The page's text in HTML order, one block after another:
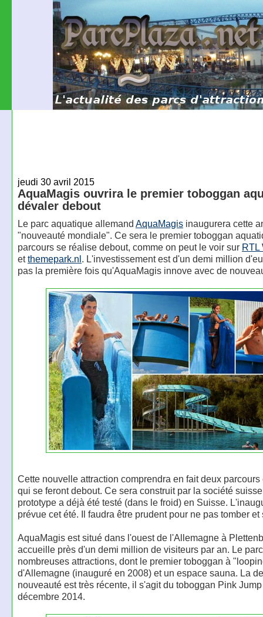
jeudi 30 avril 2015
AquaMagis ouvrira le premier toboggan
dévaler debout
Le parc aquatique allemand AquaMagisinaugurera cette
"nouveauté mondiale". Ce sera le premier toboggan
parcours se réalise debout, comme on peut le voir sur RTL
etthemepark.nl. L'investissement est d'un demi million
pas la première fois qu'AquaMagis innove avec de
Cette nouvelle attraction comprendra en fait deux parcours
qui se feront debout. Ce sera construit par la société
prototype a déjà été testé (dans le froid) en Suisse.
prévue cet été. Il faudra être prudent pour ne pas tomber et
AquaMagis est situé dans l'ouest de l'Allemagne à
accueille près d'un demi million de visiteurs par an. Le
nombreuses attractions, dont le premier toboggan à
d'Allemagne (inauguré en 2008) et un espace sauna. La
nouveauté est très récente, il s'agit du toboggan Pink
décembre 2014.